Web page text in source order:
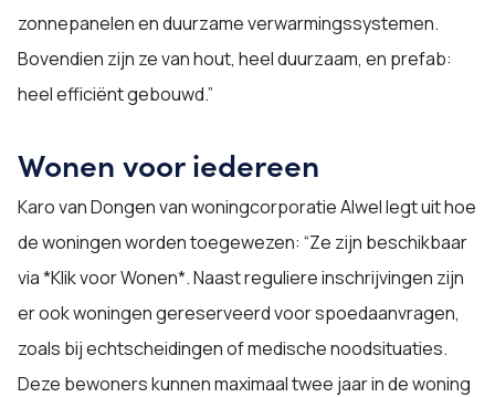
zonnepanelen en duurzame verwarmingssystemen.
Bovendien zijn ze van hout, heel duurzaam, en prefab:
heel efficiënt gebouwd.”
Wonen voor iedereen
Karo van Dongen van woningcorporatie Alwel legt uit hoe
de woningen worden toegewezen: “Ze zijn beschikbaar
via *Klik voor Wonen*. Naast reguliere inschrijvingen zijn
er ook woningen gereserveerd voor spoedaanvragen,
zoals bij echtscheidingen of medische noodsituaties.
Deze bewoners kunnen maximaal twee jaar in de woning